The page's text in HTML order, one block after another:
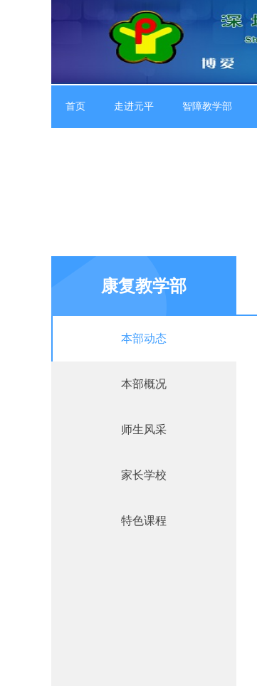
首页 走进元平 智障教学部
康复教学部
本部动态
本部概况
师生风采
家长学校
特色课程